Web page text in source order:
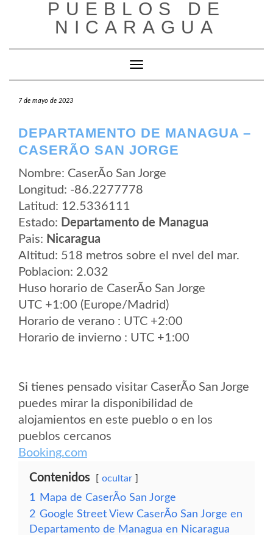
PUEBLOS DE
NICARAGUA
Cambiar modo de navegación
7 de mayo de 2023
DEPARTAMENTO DE MANAGUA –
CASERÃ­O SAN JORGE
Nombre: CaserÃ­o San Jorge
Longitud: -86.2277778
Latitud: 12.5336111
Estado: Departamento de Managua
Pais: Nicaragua
Altitud: 518 metros sobre el nvel del mar.
Poblacion: 2.032
Huso horario de CaserÃ­o San Jorge
UTC +1:00 (Europe/Madrid)
Horario de verano : UTC +2:00
Horario de invierno : UTC +1:00
Si tienes pensado visitar CaserÃ­o San Jorge
puedes mirar la disponibilidad de
alojamientos en este pueblo o en los
pueblos cercanos
Booking.com
Contenidos ocultar
1
Mapa de CaserÃ­o San Jorge
2 Google Street View CaserÃ­o San Jorge en
Departamento de Managua en Nicaragua